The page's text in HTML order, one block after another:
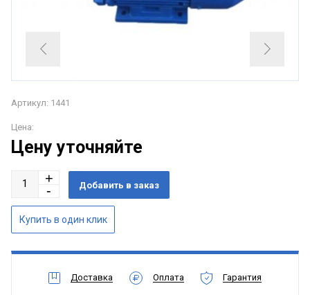
Артикул: 1441
Цена:
Цену уточняйте
Доставка Оплата Гарантия